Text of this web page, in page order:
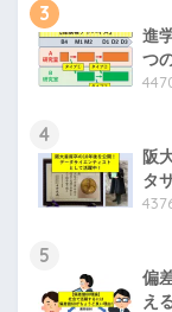
3
進
つ
4
阪
タ
5
偏
え